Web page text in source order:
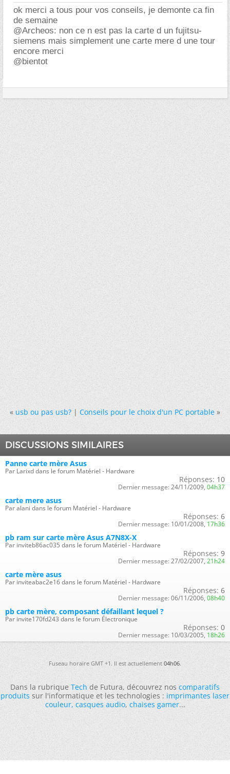
ok merci a tous pour vos conseils, je demonte ca fin
de semaine
@Archeos: non ce n est pas la carte d un fujitsu-
siemens mais simplement une carte mere d une tour
encore merci
@bientot
« usb ou pas usb?|Conseils pour le choix d'un PC portable »
DISCUSSIONS SIMILAIRES
Panne carte mère Asus
Par Larixd dans le forum Matériel - Hardware
Réponses: 10
Dernier message: 24/11/2009, 04h37
carte mere asus
Par alani dans le forum Matériel - Hardware
Réponses: 6
Dernier message: 10/01/2008, 17h36
pb ram sur carte mère Asus A7N8X-X
Par inviteb86ac035 dans le forum Matériel - Hardware
Réponses: 9
Dernier message: 27/02/2007, 21h24
carte mère asus
Par inviteabac2e16 dans le forum Matériel - Hardware
Réponses: 6
Dernier message: 06/11/2006, 08h40
pb carte mère, composant défaillant lequel ?
Par invite170fd243 dans le forum Électronique
Réponses: 0
Dernier message: 10/03/2005, 18h26
Fuseau horaire GMT +1. Il est actuellement04h06.
Dans la rubriqueTechde Futura, découvrez noscomparatifs
produitssur l'informatique et les technologies :imprimantes laser
couleur,casques audio,chaises gamer...